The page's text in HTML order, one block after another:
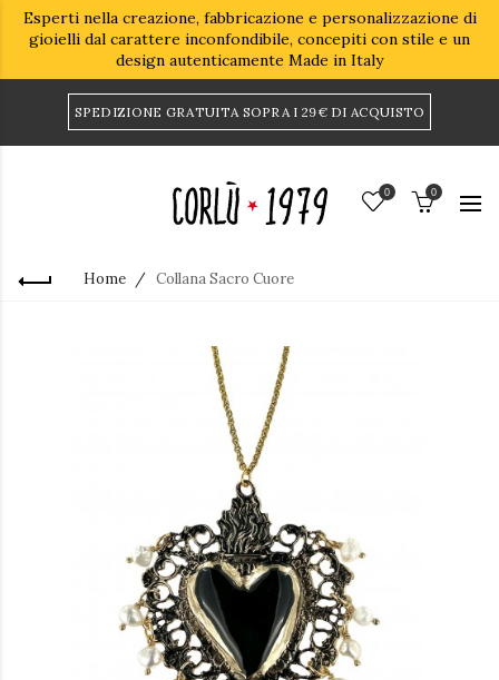
Esperti nella creazione, fabbricazione e personalizzazione di
gioielli dal carattere inconfondibile, concepiti con stile e un
design autenticamente Made in Italy
SPEDIZIONE GRATUITA SOPRA I 29€ DI ACQUISTO
0 0
Home Collana Sacro Cuore